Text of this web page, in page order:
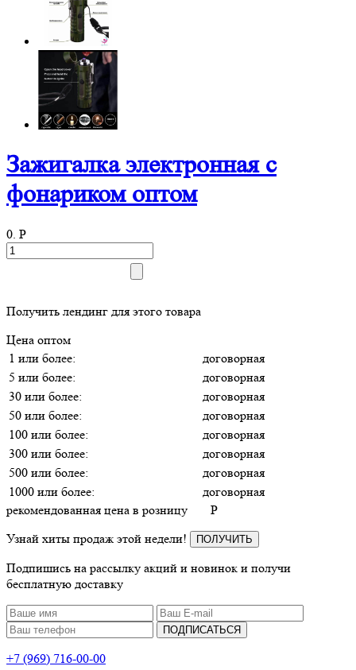
Зажигалка электронная с
фонариком оптом
0. P
Получить лендинг для этого товара
Цена оптом
1 или более:
договорная
5 или более:
договорная
30 или более:
договорная
50 или более:
договорная
100 или более:
договорная
300 или более:
договорная
500 или более:
договорная
1000 или более:
договорная
рекомендованная цена в розницу
P
Узнай хиты продаж этой недели!
ПОЛУЧИТЬ
Подпишись на рассылку акций и новинок и получи
бесплатную доставку
ПОДПИСАТЬСЯ
+7 (969) 716-00-00